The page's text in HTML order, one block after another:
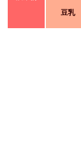
豆乳